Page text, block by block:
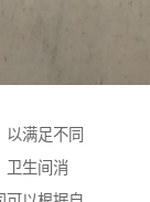
满足不同
卫生间消